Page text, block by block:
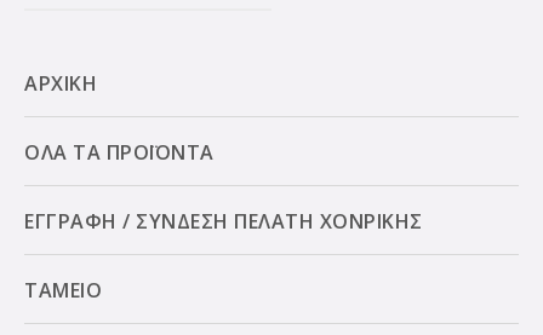
ΑΡΧΙΚΗ
ΟΛΑ ΤΑ ΠΡΟΪΟΝΤΑ
ΕΓΓΡΑΦΗ / ΣΥΝΔΕΣΗ ΠΕΛΑΤΗ ΧΟΝΡΙΚΗΣ
ΤΑΜΕΙΟ